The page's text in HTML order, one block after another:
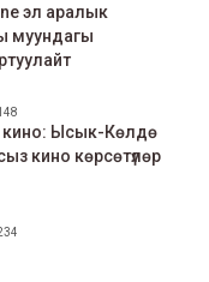
эл аралык
муундагы
кино: Ысык-Көлдө
кино көрсөтүлөр